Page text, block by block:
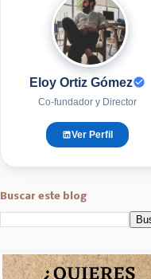
EG
Eloy Ortiz Gómez
Co-fundador y Director
Ver Perfil
Buscar este blog